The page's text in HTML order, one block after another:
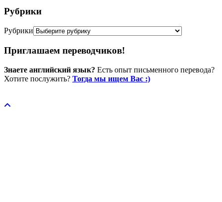
Рубрики
Рубрики
Приглашаем переводчиков!
Знаете английский язык? Есть опыт письменного перевода?
Хотите послужить? Тогда мы ищем Вас :)